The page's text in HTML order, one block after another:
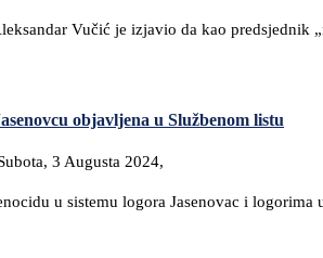
Vučić je izjavio da kao predsjednik
objavljena u Službenom listu
3 Augusta 2024,
u sistemu logora Jasenovac i